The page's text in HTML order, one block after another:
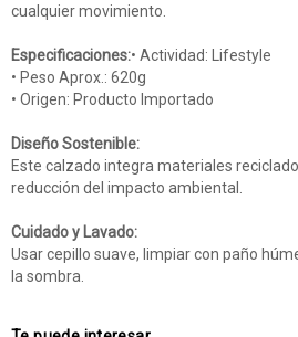
cualquier movimiento.
Especificaciones:• Actividad: Lifestyle
• Peso Aprox.: 620g
• Origen: Producto Importado
Diseño Sostenible:
Este calzado integra materiales
reducción del impacto ambiental.
Cuidado y Lavado:
Usar cepillo suave, limpiar con paño
la sombra.